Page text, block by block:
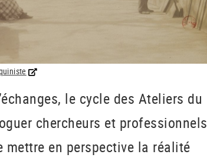
le cycle des Ateliers du
chercheurs et professionnels
mettre en perspective la réalité